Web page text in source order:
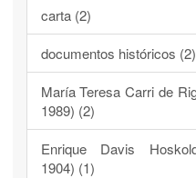
carta (2)
documentos históricos (2)
María Teresa Carri de
1989) (2)
Enrique Davis
1904) (1)